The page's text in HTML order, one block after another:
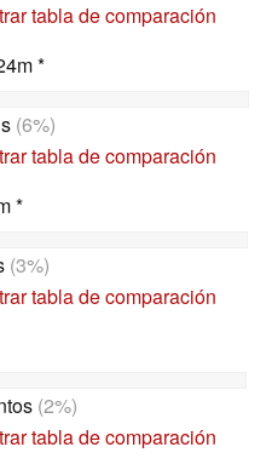
tabla de comparación
*
(6%)
tabla de comparación
*
(3%)
tabla de comparación
(2%)
tabla de comparación